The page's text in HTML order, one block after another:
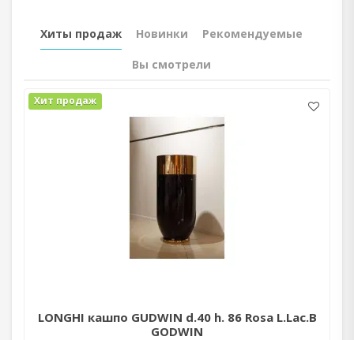
Хиты продаж Новинки Рекомендуемые
Вы смотрели
Хит продаж
LONGHI кашпо GUDWIN d.40 h. 86 Rosa L.Lac.B
GODWIN